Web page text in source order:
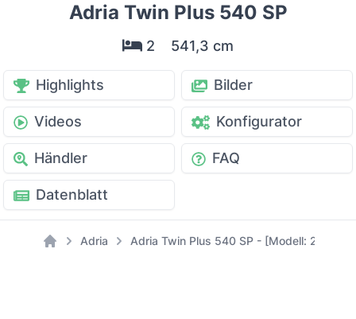
Adria Twin Plus 540 SP
2 541,3 cm
Highlights Bilder
Videos Konfigurator
Händler FAQ
Datenblatt
Adria Adria Twin Plus 540 SP - [Modell: 2022]